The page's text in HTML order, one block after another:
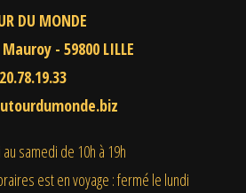
DU MONDE
- 59800 LILLE
samedi de 10h à 19h
est en voyage : fermé le lundi